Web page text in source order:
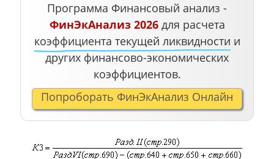
Программа Финансовый анализ -
ФинЭкАнализ 2026для расчета
коэффициента текущей ликвидности и
других финансово-экономических
коэффициентов.
Попроборать ФинЭкАнализ Онлайн